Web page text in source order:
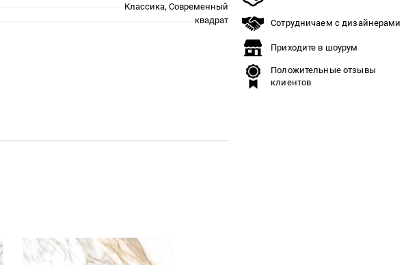
Классика, Современный
квадрат Сотрудничаем с дизайнерами
Приходите в шоурум
Положительные отзывы
клиентов